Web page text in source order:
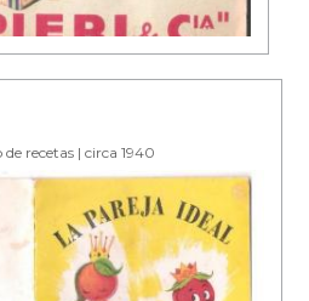
recetas | circa 1940